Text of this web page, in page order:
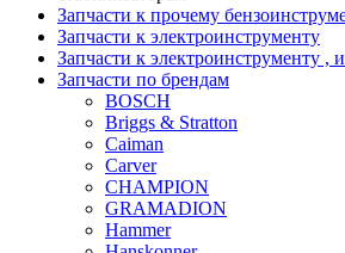
Запчасти к прочему
Запчасти к электроинструменту
Запчасти к электроинструменту ,
Запчасти по брендам
BOSCH
Briggs & Stratton
Caiman
Carver
CHAMPION
GRAMADION
Hammer